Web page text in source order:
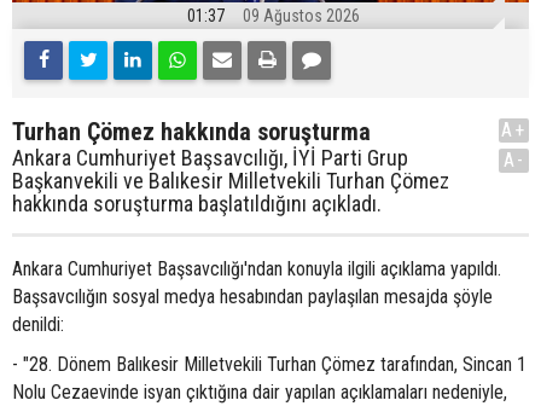
01:37 09 Ağustos 2026
Turhan Çömez hakkında soruşturma
Ankara Cumhuriyet Başsavcılığı, İYİ Parti Grup
Başkanvekili ve Balıkesir Milletvekili Turhan Çömez
hakkında soruşturma başlatıldığını açıkladı.
A+
A-
Ankara Cumhuriyet Başsavcılığı'ndan konuyla ilgili açıklama yapıldı.
Başsavcılığın sosyal medya hesabından paylaşılan mesajda şöyle
denildi:
- "28. Dönem Balıkesir Milletvekili Turhan Çömez tarafından, Sincan 1
Nolu Cezaevinde isyan çıktığına dair yapılan açıklamaları nedeniyle,